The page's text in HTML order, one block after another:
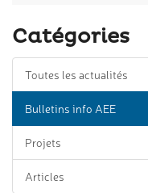
Catégories
Toutes les actualités
Bulletins info AEE
Projets
Articles